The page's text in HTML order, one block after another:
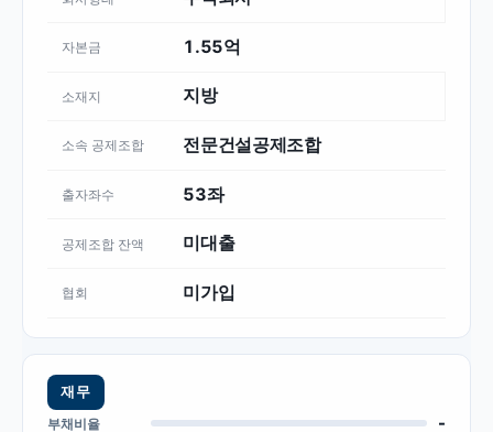
자본금 1.55억
소재지 지방
소속 공제조합 전문건설공제조합
출자좌수 53좌
공제조합 잔액 미대출
협회 미가입
재무
부채비율
-